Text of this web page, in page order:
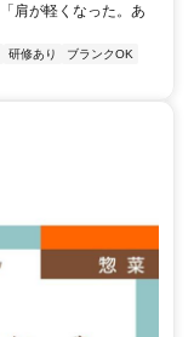
肩が軽くなった。あ
研修あり
ブランクOK